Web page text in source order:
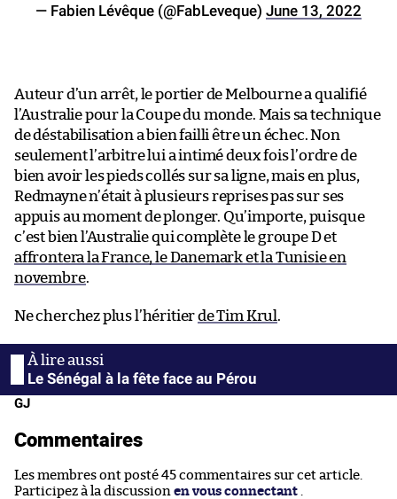
— Fabien Lévêque (@FabLeveque) June 13, 2022
Auteur d’un arrêt, le portier de Melbourne a qualifié
l’Australie pour la Coupe du monde. Mais sa technique
de déstabilisation a bien failli être un échec. Non
seulement l’arbitre lui a intimé deux fois l’ordre de
bien avoir les pieds collés sur sa ligne, mais en plus,
Redmayne n’était à plusieurs reprises pas sur ses
appuis au moment de plonger. Qu’importe, puisque
c’est bien l’Australie qui complète le groupe D et
affrontera la France, le Danemark et la Tunisie en
novembre.
Ne cherchez plus l’héritierde Tim Krul.
Le Sénégal à la fête face au Pérou
GJ
Commentaires
Les membres ont posté 45 commentaires sur cet article.
Participez à la discussion en vous connectant